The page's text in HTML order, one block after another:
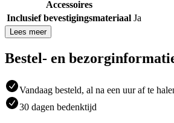
Accessoires
Inclusief bevestigingsmateriaal Ja
Lees meer
Bestel- en
Vandaag besteld, al na een uur af te
30 dagen bedenktijd